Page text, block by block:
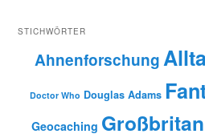
STICHWÖRTER
Ahnenforschung
Doctor Who Douglas Adams
Geocaching